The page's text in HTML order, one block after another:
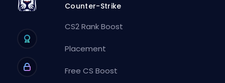
Counter-Strike
CS2 Rank Boost
Placement
Free CS Boost